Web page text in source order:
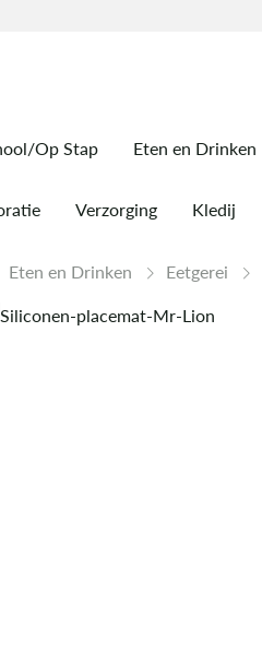
Op Stap Eten en Drinken
Verzorging Kledij
Eten en Drinken Eetgerei